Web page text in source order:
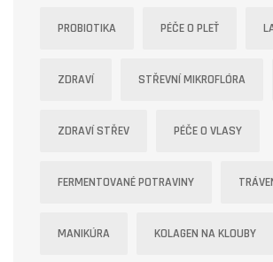
PROBIOTIKA PÉČE O PLEŤ
ZDRAVÍ STŘEVNÍ MIKROFLÓRA
ZDRAVÍ STŘEV PÉČE O VLASY
FERMENTOVANÉ POTRAVINY
MANIKÚRA KOLAGEN NA KLOUBY